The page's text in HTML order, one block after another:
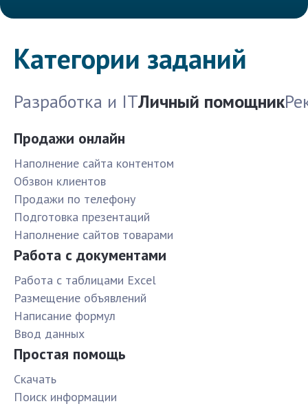
Категории заданий
Разработка и ITЛичный помощник
Продажи онлайн
Наполнение сайта контентом
Обзвон клиентов
Продажи по телефону
Подготовка презентаций
Наполнение сайтов товарами
Работа с документами
Работа с таблицами Excel
Размещение объявлений
Написание формул
Ввод данных
Простая помощь
Скачать
Поиск информации